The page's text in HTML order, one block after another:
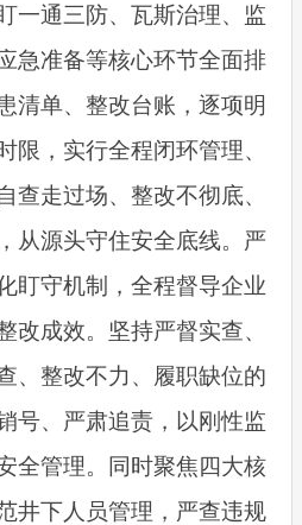
一通三防、瓦斯治理、监
急准备等核心环节全面排
清单、整改台账，逐项明
限，实行全程闭环管理、
查走过场、整改不彻底、
从源头守住安全底线。严
盯守机制，全程督导企业
改成效。坚持严督实查、
、整改不力、履职缺位的
号、严肃追责，以刚性监
全管理。同时聚焦四大核
井下人员管理，严查违规